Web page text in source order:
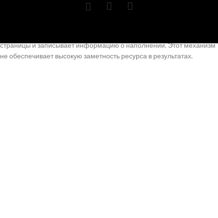
страницы и записывает информацию о наполнении. Этот механизм
не обеспечивает высокую заметность ресурса в результатах.